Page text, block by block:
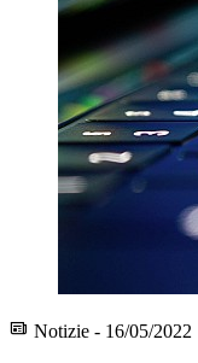
Notizie - 16/05/2022